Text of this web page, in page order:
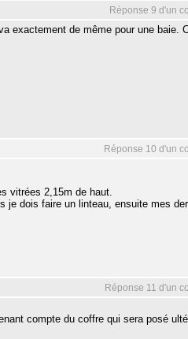
Réponse 9 d'un
exactement de même pour une baie.
Réponse 10 d'un
vitrées 2,15m de haut.
dois faire un linteau, ensuite mes
Réponse 11 d'un
compte du coffre qui sera posé